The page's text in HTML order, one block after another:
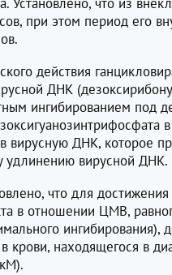
при этом период его
действия
ДНК
ингибированием под
вирусную ДНК, которое
удлинению вирусной ДНК.
что для
в отношении ЦМВ,
ингибирования),
крови, находящегося в